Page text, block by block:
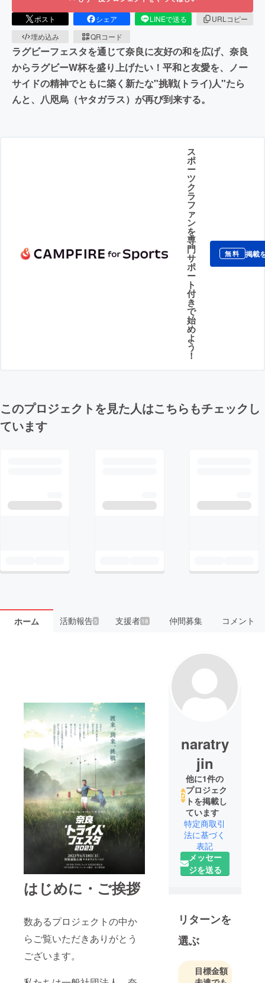
ポスト シェア LINEで送る
URLコピー
埋め込み
QRコード
ラグビーフェスタを通じて奈良に友好の和を広げ、奈良
からラグビーW杯を盛り上げたい！平和と友愛を、ノー
サイドの精神でともに築く新たな"挑戦(トライ)人"たら
んと、八咫烏（ヤタガラス）が再び到来する。
ス
ポ
ー
ツ
ク
ラ
フ
ァ
ン
を
専
門
サ
ポ
ー
ト
付
き
で
始
め
よ
う
！
無料 掲載
このプロジェクトを見た人はこちらもチェックし
ています
ホーム 活動報告5 支援者 18 仲間募集 コメント
はじめに・ご挨拶
数あるプロジェクトの中か
らご覧いただきありがとう
ございます。
naratry
jin
他に1件の
プロジェク
トを掲載し
ています
特定商取引
法に基づく
表記
メッセー
ジを送る
リターンを
選ぶ
目標金額